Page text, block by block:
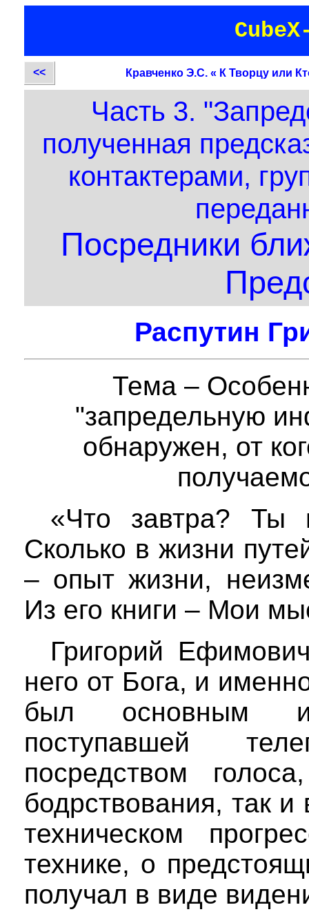
<< Кравченко Э.С. « К Творцу или
Часть 3.
полученная
контактерами,
Посредники
Распутин
Тема –
"запредельную
обнаружен, от
«Что завтра? Ты
Сколько в жизни
– опыт жизни,
Из его книги – Мои
Григорий
него от Бога, и
был основным
поступавшей
посредством
бодрствования, так
техническом
технике, о
получал в виде